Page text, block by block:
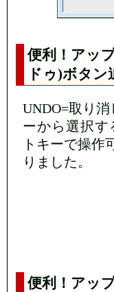
便利！アッ
ドゥ)ボタン
UNDO=取り
ーから選択す
トキーで操作
りました。
便利！アッ